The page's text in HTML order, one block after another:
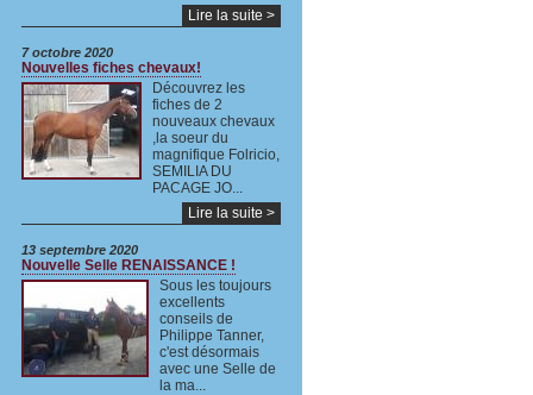
Lire la suite >
7 octobre 2020
Nouvelles fiches chevaux!
Découvrez les
fiches de 2
nouveaux chevaux
,la soeur du
magnifique Folricio,
SEMILIA DU
PACAGE JO...
Lire la suite >
13 septembre 2020
Nouvelle Selle RENAISSANCE !
Sous les toujours
excellents
conseils de
Philippe Tanner,
c'est désormais
avec une Selle de
la ma...